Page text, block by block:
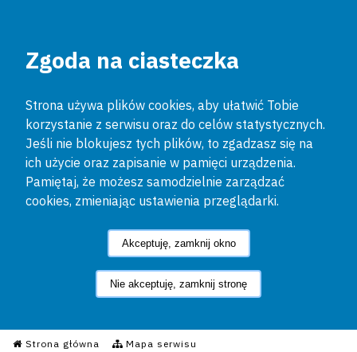
Zgoda na ciasteczka
Strona używa plików cookies, aby ułatwić Tobie
korzystanie z serwisu oraz do celów statystycznych.
Jeśli nie blokujesz tych plików, to zgadzasz się na
ich użycie oraz zapisanie w pamięci urządzenia.
Pamiętaj, że możesz samodzielnie zarządzać
cookies, zmieniając ustawienia przeglądarki.
Akceptuję, zamknij okno
Nie akceptuję, zamknij stronę
Strona główna Mapa serwisu
Informacyjny Serwis